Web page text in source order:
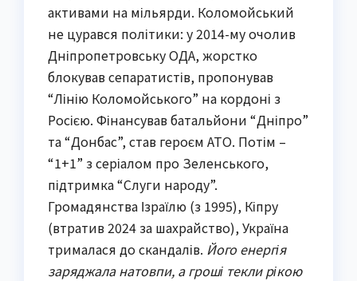
активами на мільярди. Коломойський
не цурався політики: у 2014-му очолив
Дніпропетровську ОДА, жорстко
блокував сепаратистів, пропонував
“Лінію Коломойського” на кордоні з
Росією. Фінансував батальйони “Дніпро”
та “Донбас”, став героєм АТО. Потім –
“1+1” з серіалом про Зеленського,
підтримка “Слуги народу”.
Громадянства Ізраїлю (з 1995), Кіпру
(втратив 2024 за шахрайство), Україна
трималася до скандалів. Його енергія
заряджала натовпи, а гроші текли рікою